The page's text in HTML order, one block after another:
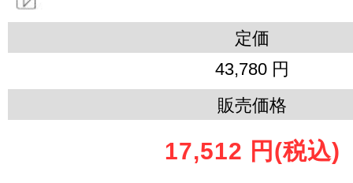
定価
43,780 円
販売価格
17,512 円 (税込)